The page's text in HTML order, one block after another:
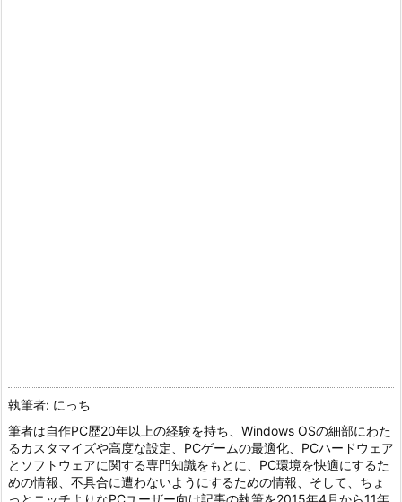
執筆者: にっち
筆者は自作PC歴20年以上の経験を持ち、Windows OSの細部にわた
るカスタマイズや高度な設定、PCゲームの最適化、PCハードウェア
とソフトウェアに関する専門知識をもとに、PC環境を快適にするた
めの情報、不具合に遭わないようにするための情報、そして、ちょ